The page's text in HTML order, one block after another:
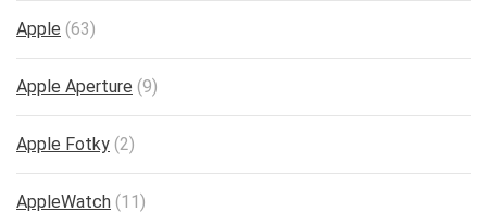
Apple (63)
Apple Aperture (9)
Apple Fotky (2)
AppleWatch (11)